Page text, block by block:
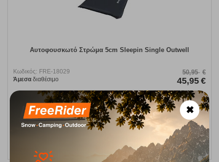
Αυτοφουσκωτό Στρώμα 5cm Sleepin Single Outwell
Κωδικός: FRE-18029
Άμεσα διαθέσιμο
50,95 €
45,95 €
ΑΓΟΡΑ
✖